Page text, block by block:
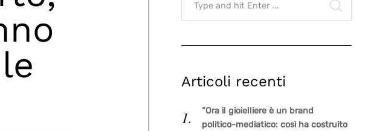
for:
Articoli recenti
“Ora il gioielliere è un brand
politico-mediatico: così ha costruito